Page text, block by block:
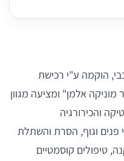
הוקמה ע"י רכישת
אלמן" ומציעה מגוון
והכירורגיה
פנים וגוף, הסרת והשתלת
טיפולים קוסמטיים